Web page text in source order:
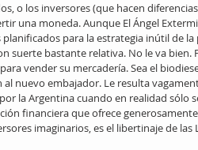
o los inversores (que hacen
una moneda. Aunque El Ángel
planificados para la estrategia inútil de
suerte bastante relativa. No le va
vender su mercadería. Sea el
al nuevo embajador. Le resulta
la Argentina cuando en realidad sólo
financiera que ofrece
imaginarios, es el libertinaje de las